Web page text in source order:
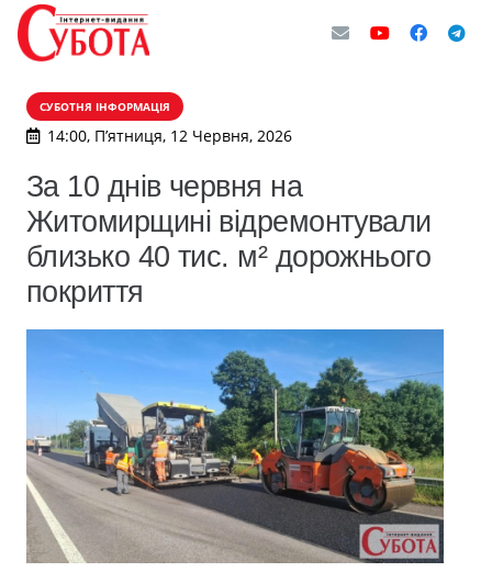
СУБОТНЯ ІНФОРМАЦІЯ
14:00, П’ятниця, 12 Червня, 2026
За 10 днів червня на
Житомирщині відремонтували
близько 40 тис. м² дорожнього
покриття